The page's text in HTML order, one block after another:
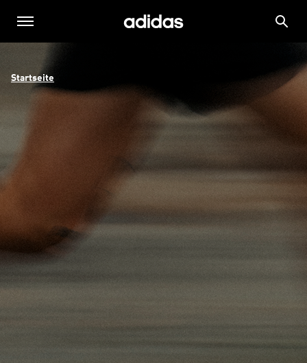
Startseite